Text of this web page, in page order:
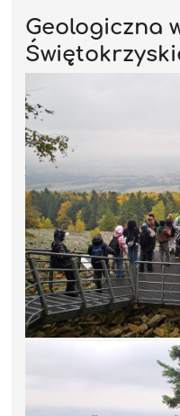
Geologiczna